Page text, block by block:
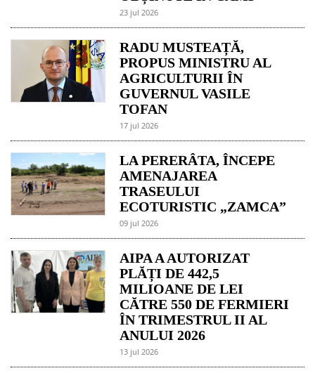
23 jul 2026
RADU MUSTEAȚĂ,
PROPUS MINISTRU AL
AGRICULTURII ÎN
GUVERNUL VASILE
TOFAN
17 jul 2026
LA PERERÂTA, ÎNCEPE
AMENAJAREA
TRASEULUI
ECOTURISTIC „ZAMCA”
09 jul 2026
AIPA A AUTORIZAT
PLĂȚI DE 442,5
MILIOANE DE LEI
CĂTRE 550 DE FERMIERI
ÎN TRIMESTRUL II AL
ANULUI 2026
13 jul 2026